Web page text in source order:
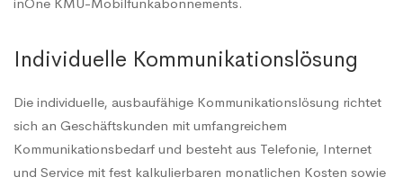
Individuelle Kommunikationslösung
Die individuelle, ausbaufähige Kommunikationslösung richtet
sich an Geschäftskunden mit umfangreichem
Kommunikationsbedarf und besteht aus Telefonie, Internet
und Service mit fest kalkulierbaren monatlichen Kosten sowie